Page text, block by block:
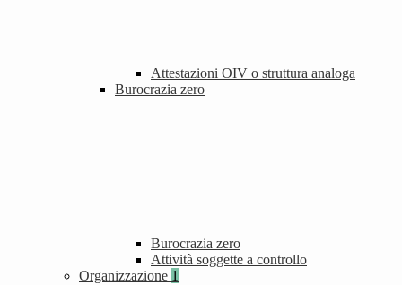
Attestazioni OIV o struttura analoga
Burocrazia zero
Burocrazia zero
Attività soggette a controllo
Organizzazione 1